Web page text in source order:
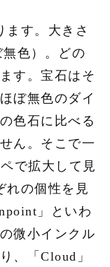
ます。大きさ
色）。どの
す。宝石はそ
ぼ無色のダイ
色石に比べる
ん。そこで一
で拡大して見
れの個性を見
」といわ
微小インクル
、「Cloud」